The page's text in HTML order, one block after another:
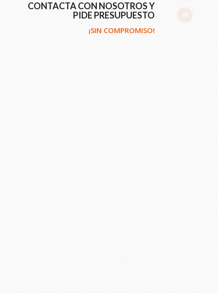
CONTACTA CON NOSOTROS Y
PIDE PRESUPUESTO
¡SIN COMPROMISO!